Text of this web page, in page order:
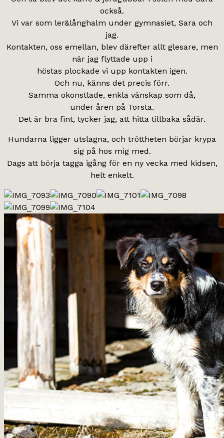
också.
Vi var som ler&långhalm under gymnasiet, Sara och
jag.
Kontakten, oss emellan, blev därefter allt glesare, men
när jag flyttade upp i
höstas plockade vi upp kontakten igen.
Och nu, känns det precis förr.
Samma okonstlade, enkla vänskap som då,
under åren på Torsta.
Det är bra fint, tycker jag, att hitta tillbaka sådär.
Hundarna ligger utslagna, och tröttheten börjar krypa
sig på hos mig med.
Dags att börja tagga igång för en ny vecka med kidsen,
helt enkelt.